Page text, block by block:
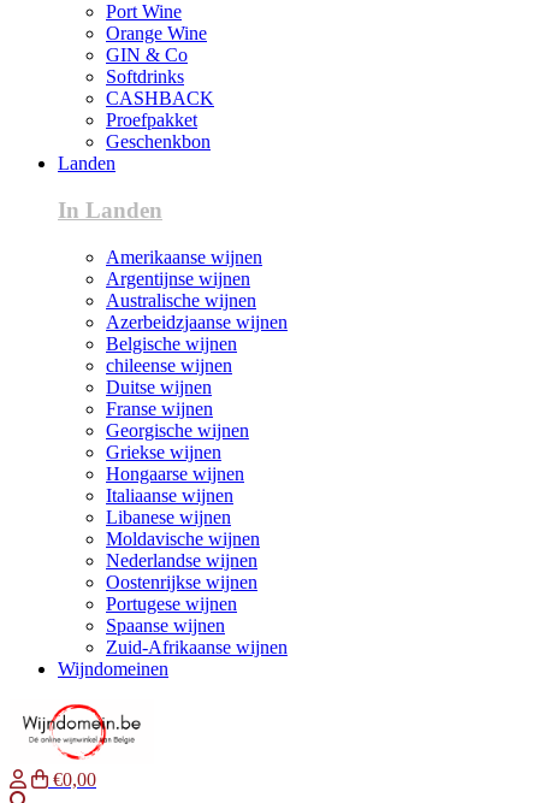
Port Wine
Orange Wine
GIN & Co
Softdrinks
CASHBACK
Proefpakket
Geschenkbon
Landen
In Landen
Amerikaanse wijnen
Argentijnse wijnen
Australische wijnen
Azerbeidzjaanse wijnen
Belgische wijnen
chileense wijnen
Duitse wijnen
Franse wijnen
Georgische wijnen
Griekse wijnen
Hongaarse wijnen
Italiaanse wijnen
Libanese wijnen
Moldavische wijnen
Nederlandse wijnen
Oostenrijkse wijnen
Portugese wijnen
Spaanse wijnen
Zuid-Afrikaanse wijnen
Wijndomeinen
€0,00